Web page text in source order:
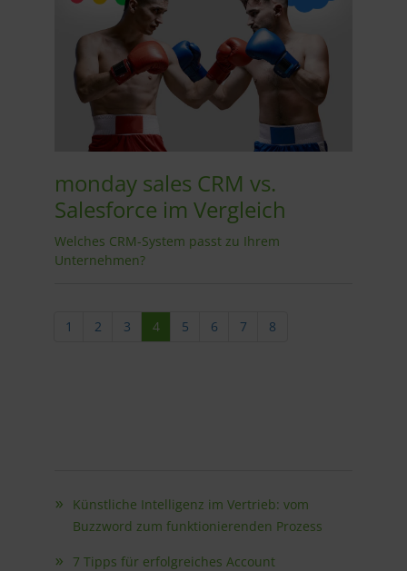
monday sales CRM vs.
Salesforce im Vergleich
Welches CRM-System passt zu Ihrem
Unternehmen?
1 2 3 4 5 6 7 8
Künstliche Intelligenz im Vertrieb: vom
Buzzword zum funktionierenden Prozess
7 Tipps für erfolgreiches Account